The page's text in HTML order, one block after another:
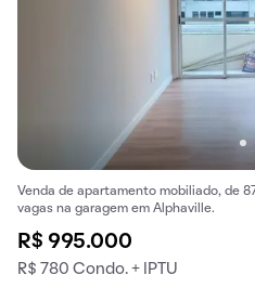
Venda de apartamento mobiliado, de
vagas na garagem em Alphaville.
R$ 995.000
R$ 780 Condo. + IPTU